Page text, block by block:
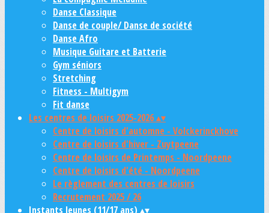
Danse Classique
Danse de couple/ Danse de société
Danse Afro
Musique Guitare et Batterie
Gym séniors
Stretching
Fitness - Multigym
Fit danse
Les centres de loisirs 2025-2026▴▾
Centre de loisirs d'automne - Volckerinckhove
Centre de loisirs d'hiver - Zuytpeene
Centre de loisirs de Printemps - Noordpeene
Centre de loisirs d'été - Noordpeene
Le règlement des centres de loisirs
Recrutement 2025 / 26
Instants Jeunes (11/17 ans) ▴▾